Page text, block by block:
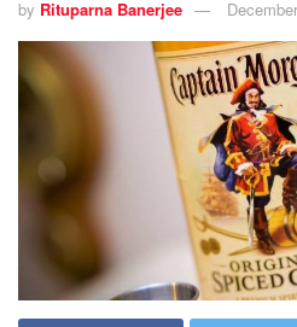
by Rituparna Banerjee